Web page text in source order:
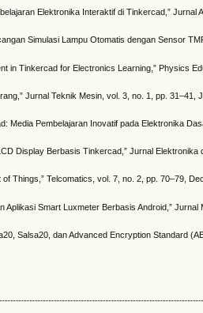
Elektronika Interaktif di Tinkercad,” Jurnal
Simulasi Lampu Otomatis dengan Sensor
in Tinkercad for Electronics Learning,” Physics
Jurnal Teknik Mesin, vol. 3, no. 1, pp. 31–41,
Media Pembelajaran Inovatif pada Elektronika
Display Berbasis Tinkercad,” Jurnal Elektronika
Things,” Telcomatics, vol. 7, no. 2, pp. 70–79,
Smart Luxmeter Berbasis Android,” Jurnal
Salsa20, dan Advanced Encryption Standard